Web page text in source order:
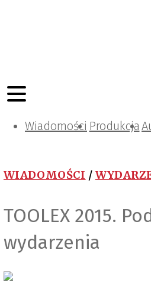
Wiadomości Produkcja
Projektowanie i
Zarządzanie i IT
Tematy specjalne
WIADOMOŚCI /
TOOLEX 2015.
wydarzenia